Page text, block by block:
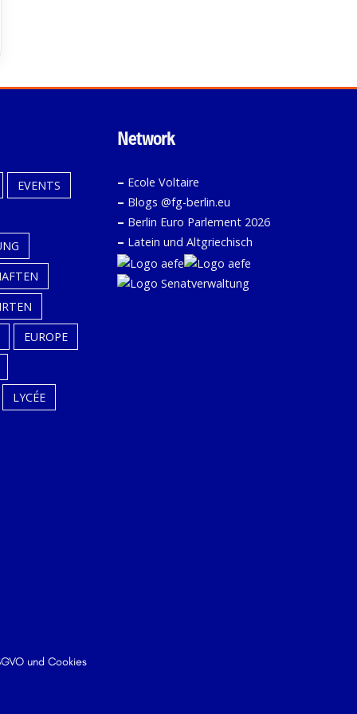
EVENTS
EUROPE
LYCÉE
Network
– Ecole Voltaire
– Blogs @fg-berlin.eu
– Berlin Euro Parlement 2026
– Latein und Altgriechisch
und Cookies